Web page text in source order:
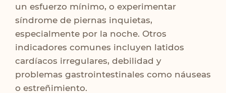
un esfuerzo mínimo, o experimentar
síndrome de piernas inquietas,
especialmente por la noche. Otros
indicadores comunes incluyen latidos
cardíacos irregulares, debilidad y
problemas gastrointestinales como náuseas
o estreñimiento.